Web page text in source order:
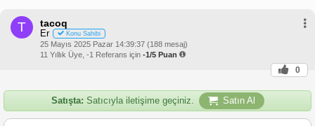
T tacoq
Er Konu Sahibi
25 Mayıs 2025 Pazar 14:39:37 (188 mesaj)
11 Yıllık Üye, -1 Referans için -1/5 Puan
0
Satışta: Satıcıyla iletişime geçiniz. Satın Al